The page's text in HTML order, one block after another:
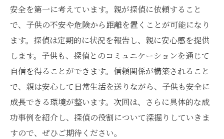
安全を第一に考えています。親が探偵に依頼すること
で、子供の不安や危険から距離を置くことが可能になり
ます。探偵は定期的に状況を報告し、親に安心感を提供
します。子供も、探偵とのコミュニケーションを通じて
自信を得ることができます。信頼関係が構築されること
で、親は安心して日常生活を送りながら、子供も安全に
成長できる環境が整います。次回は、さらに具体的な成
功事例を紹介し、探偵の役割について深掘りしていきま
すので、ぜひご期待ください。